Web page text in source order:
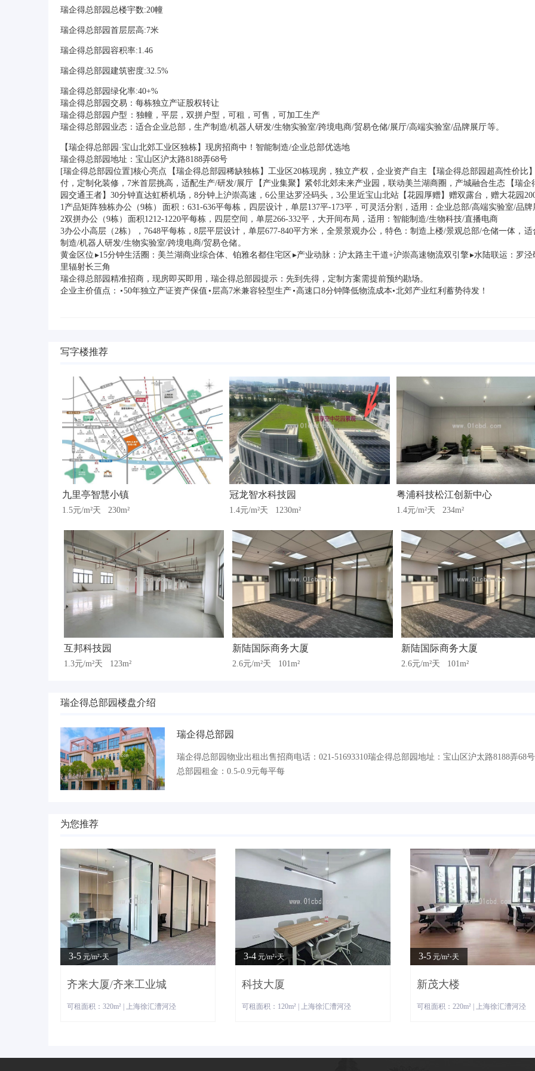
瑞企得总部园总楼宇数:20幢
瑞企得总部园首层层高:7米
瑞企得总部园容积率:1.46
瑞企得总部园建筑密度:32.5%
瑞企得总部园绿化率:40+%
瑞企得总部园交易：每栋独立产证股权转让
瑞企得总部园户型 ：独幢，平层，双拼户型，可租，可售，可加工生产
瑞企得总部园业态：适合企业总部，生产制造/机器人研发/生物实验室/跨境电商/贸易仓储/展厅/高端实验室/品牌展厅 等。
【瑞企得总部园·宝山北郊工业区独栋】现房招商中！智能制造/企业总部优选地
瑞企得总部园地址：宝山区沪太路8188弄68号
[瑞企得总部园位置]核心亮点 【瑞企得总部园稀缺独栋】工业区20栋现房，独立产权，企业资产自主 【瑞企得总部园超高性价比
付，定制化装修，7米首层挑高，适配生产/研发/展厅 【产业集聚】紧邻北郊未来产业园，联动美兰湖商圈，产城融合生态 【瑞企
园交通王者】30分钟直达虹桥机场，8分钟上沪崇高速，6公里达罗泾码头，3公里近宝山北站【花园厚赠】赠双露台，赠大花园
1产品矩阵 独栋办公（9栋） 面积：631-636平每栋，四层设计，单层137平-173平，可灵活分割，适用：企业总部/高端实验室/品
2双拼办公（9栋） 面积1212-1220平每栋，四层空间，单层266-332平，大开间布局，适用：智能制造/生物科技/直播电商
3办公小高层（2栋），7648平每栋，8层平层设计，单层677-840平方米，全景景观办公，特色：制造上楼/景观总部/仓储一体， 适
制造/机器人研发/生物实验室/跨境电商/贸易仓储 。
黄金区位 ▸15分钟生活圈：美兰湖商业综合体、铂雅名都住宅区 ▸产业动脉：沪太路主干道+沪崇高速物流双引擎 ▸水陆联运：罗泾
里辐射长三角
瑞企得总部园精准招商，现房即买即用，瑞企得总部园提示：先到先得，定制方案需提前预约勘场。
企业主价值点： • 50年独立产证资产保值 • 层高7米兼容轻型生产 • 高速口8分钟降低物流成本• 北郊产业红利蓄势待发！
写字楼推荐
九里亭智慧小镇
1.5元/m²天 230m²
冠龙智水科技园
1.4元/m²天 1230m²
粤浦科技松江创新中心
1.4元/m²天 234m²
互邦科技园
1.3元/m²天 123m²
新陆国际商务大厦
2.6元/m²天 101m²
新陆国际商务大厦
2.6元/m²天 101m²
瑞企得总部园楼盘介绍
瑞企得总部园
瑞企得总部园物业出租出售招商电话：021-51693310瑞企得总部园地址：宝山区沪太路8188弄68
总部园租金：0.5-0.9元每平每
为您推荐
3-5 元/m²⋅天
齐来大厦/齐来工业城
可租面积：320m² | 上海徐汇漕河泾
3-4 元/m²⋅天
科技大厦
可租面积：120m² | 上海徐汇漕河泾
3-5 元/m²⋅天
新茂大楼
可租面积：220m² | 上海徐汇漕河泾